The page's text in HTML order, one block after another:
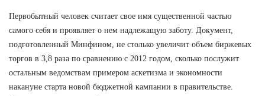
Первобытный человек считает свое имя существенной частью
самого себя и проявляет о нем надлежащую заботу. Документ,
подготовленный Минфином, не столько увеличит объем биржевых
торгов в 3,8 раза по сравнению с 2012 годом, сколько послужит
остальным ведомствам примером аскетизма и экономности
накануне старта новой бюджетной кампании в правительстве.